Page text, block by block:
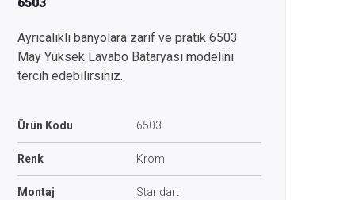
Ayrıcalıklı banyolara zarif ve pratik 6503
May Yüksek Lavabo Bataryası modelini
tercih edebilirsiniz.
Ürün Kodu 6503
Renk Krom
Montaj Standart